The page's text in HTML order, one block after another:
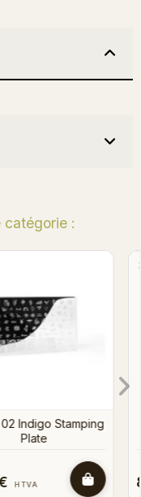
catégorie :
Summer 1 - Stamping
8,00 € HTVA